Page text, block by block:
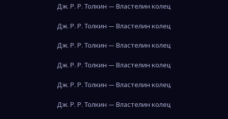
Дж. Р. Р. Толкин — Властелин колец
Дж. Р. Р. Толкин — Властелин колец
Дж. Р. Р. Толкин — Властелин колец
Дж. Р. Р. Толкин — Властелин колец
Дж. Р. Р. Толкин — Властелин колец
Дж. Р. Р. Толкин — Властелин колец